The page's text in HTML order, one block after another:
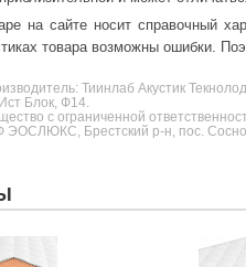
на сайте носит справочный
товара возможны ошибки.
Тиинлаб Акустик
Блок, Ф14.
с ограниченной
Брестский р-н, пос.